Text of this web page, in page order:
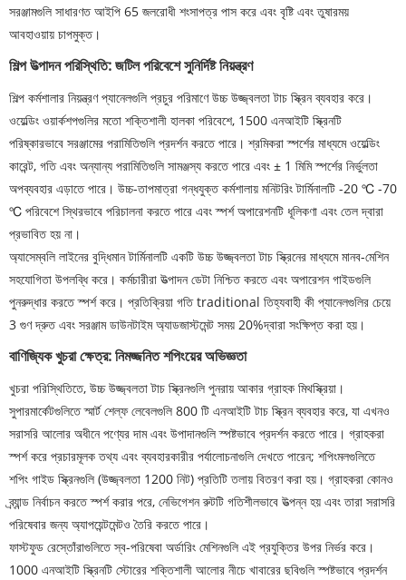
সরঞ্জামগুলি সাধারণত আইপি 65 জলরোধী শংসাপত্র পাস করে এবং বৃষ্টি এবং তুষারময়
আবহাওয়ায় চাপমুক্ত।
শিল্প উত্পাদন পরিস্থিতি: জটিল পরিবেশে সুনির্দিষ্ট নিয়ন্ত্রণ
শিল্প কর্মশালার নিয়ন্ত্রণ প্যানেলগুলি প্রচুর পরিমাণে উচ্চ উজ্জ্বলতা টাচ স্ক্রিন ব্যবহার করে।
ওয়েল্ডিং ওয়ার্কশপগুলির মতো শক্তিশালী হালকা পরিবেশে, 1500 এনআইটি স্ক্রিনটি
পরিষ্কারভাবে সরঞ্জামের পরামিতিগুলি প্রদর্শন করতে পারে। শ্রমিকরা স্পর্শের মাধ্যমে ওয়েল্ডিং
কারেন্ট, গতি এবং অন্যান্য পরামিতিগুলি সামঞ্জস্য করতে পারে এবং ± 1 মিমি স্পর্শের নির্ভুলতা
অপব্যবহার এড়াতে পারে। উচ্চ-তাপমাত্রা গন্ধযুক্ত কর্মশালায় মনিটরিং টার্মিনালটি -20 ℃ -70
℃ পরিবেশে স্থিরভাবে পরিচালনা করতে পারে এবং স্পর্শ অপারেশনটি ধূলিকণা এবং তেল দ্বারা
প্রভাবিত হয় না।
অ্যাসেম্বলি লাইনের বুদ্ধিমান টার্মিনালটি একটি উচ্চ উজ্জ্বলতা টাচ স্ক্রিনের মাধ্যমে মানব-মেশিন
সহযোগিতা উপলব্ধি করে। কর্মচারীরা উত্পাদন ডেটা নিশ্চিত করতে এবং অপারেশন গাইডগুলি
পুনরুদ্ধার করতে স্পর্শ করে। প্রতিক্রিয়া গতি traditional তিহ্যবাহী কী প্যানেলগুলির চেয়ে
3 গুণ দ্রুত এবং সরঞ্জাম ডাউনটাইম অ্যাডজাস্টমেন্ট সময় 20%দ্বারা সংক্ষিপ্ত করা হয়।
বাণিজ্যিক খুচরা ক্ষেত্র: নিমজ্জনিত শপিংয়ের অভিজ্ঞতা
খুচরা পরিস্থিতিতে, উচ্চ উজ্জ্বলতা টাচ স্ক্রিনগুলি পুনরায় আকার গ্রাহক মিথস্ক্রিয়া।
সুপারমার্কেটগুলিতে স্মার্ট শেল্ফ লেবেলগুলি 800 টি এনআইটি টাচ স্ক্রিন ব্যবহার করে, যা এখনও
সরাসরি আলোর অধীনে পণ্যের দাম এবং উপাদানগুলি স্পষ্টভাবে প্রদর্শন করতে পারে। গ্রাহকরা
স্পর্শ করে প্রচারমূলক তথ্য এবং ব্যবহারকারীর পর্যালোচনাগুলি দেখতে পারেন; শপিংমলগুলিতে
শপিং গাইড স্ক্রিনগুলি (উজ্জ্বলতা 1200 নিট) প্রতিটি তলায় বিতরণ করা হয়। গ্রাহকরা কোনও
ব্র্যান্ড নির্বাচন করতে স্পর্শ করার পরে, নেভিগেশন রুটটি গতিশীলভাবে উত্পন্ন হয় এবং তারা সরাসরি
পরিষেবার জন্য অ্যাপয়েন্টমেন্টও তৈরি করতে পারে।
ফাস্টফুড রেস্তোঁরাগুলিতে স্ব-পরিষেবা অর্ডারিং মেশিনগুলি এই প্রযুক্তির উপর নির্ভর করে।
1000 এনআইটি স্ক্রিনটি স্টোরের শক্তিশালী আলোর নীচে খাবারের ছবিগুলি স্পষ্টভাবে প্রদর্শন